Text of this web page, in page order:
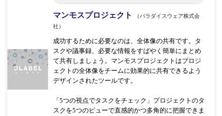
マンモスプロジェクト
（パラダイスウェア株式会
社）
成功するために必要なのは、全体像の共有です。タ
スクや議事録、必要な情報をすばやく簡単にまとめ
て共有しましょう。マンモスプロジェクトはプロジ
ェクトの全体像をチームに効果的に共有できるよう
デザインされたツールです。
「5つの視点でタスクをチェック」プロジェクトのタ
スクを5つのビューで直感的かつ多角的に把握できま